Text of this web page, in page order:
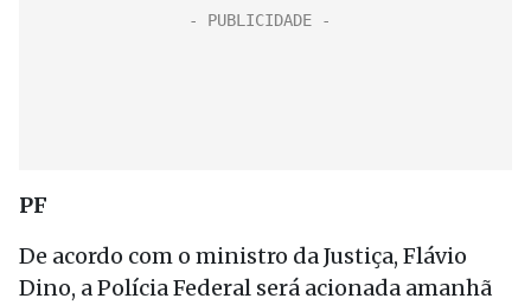
PF
De acordo com o ministro da Justiça, Flávio
Dino, a Polícia Federal será acionada amanhã